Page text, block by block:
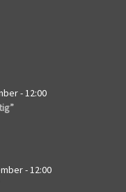
- 12:00
- 12:00